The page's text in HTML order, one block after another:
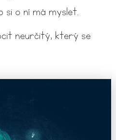
si o ní má myslet.
neurčitý, který se